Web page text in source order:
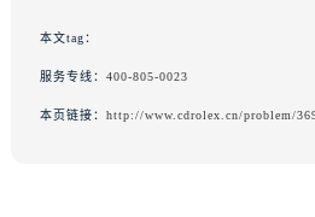
本文tag：
服务专线： 400-805-0023
本页链接： http://www.cdrolex.cn/problem/